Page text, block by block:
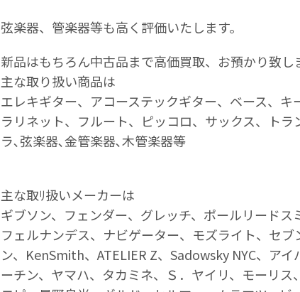
弦楽器、管楽器等も高く評価いたします。
新品はもちろん中古品まで高価買取、お預かり致し
主な取り扱い商品は
エレキギター、アコーステックギター、ベース、
ラリネット、フルート、ピッコロ、サックス、ト
ラ､弦楽器､金管楽器､木管楽器等
主な取ﾘ扱いメーカーは
ギブソン、フェンダー、グレッチ、ポールリードス
フェルナンデス、ナビゲーター、モズライト、セ
ン、KenSmith、ATELIER Z、Sadowsky NYC、ア
ーチン、ヤマハ、タカミネ、Ｓ．ヤイリ、モーリ